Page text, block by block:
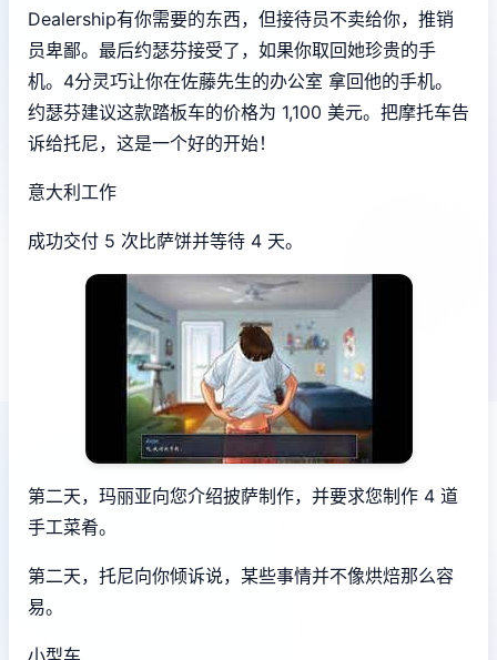
Dealership有你需要的东西，但接待员不卖给你，推销
员卑鄙。最后约瑟芬接受了，如果你取回她珍贵的手
机。4分灵巧让你在佐藤先生的办公室 拿回他的手机。
约瑟芬建议这款踏板车的价格为 1,100 美元。把摩托车告
诉给托尼，这是一个好的开始！
意大利工作
成功交付 5 次比萨饼并等待 4 天。
第二天，玛丽亚向您介绍披萨制作，并要求您制作 4 道
手工菜肴。
第二天，托尼向你倾诉说，某些事情并不像烘焙那么容
易。
小型车